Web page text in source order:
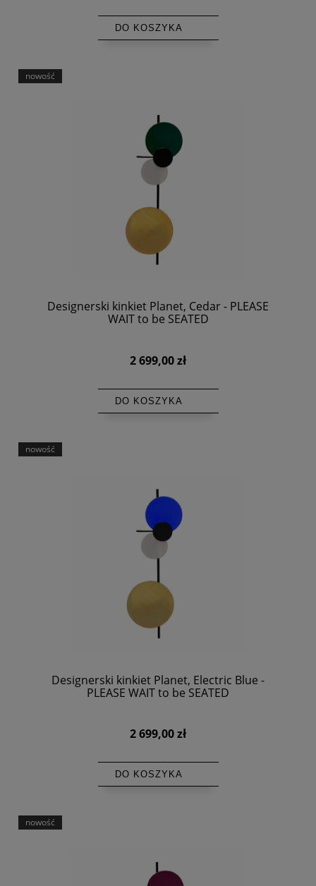
DO KOSZYKA
Designerski kinkiet Planet, Cedar - PLEASE
WAIT to be SEATED
2 699,00 zł
DO KOSZYKA
nowość
Designerski kinkiet Planet, Electric Blue -
PLEASE WAIT to be SEATED
2 699,00 zł
DO KOSZYKA
nowość
nowość